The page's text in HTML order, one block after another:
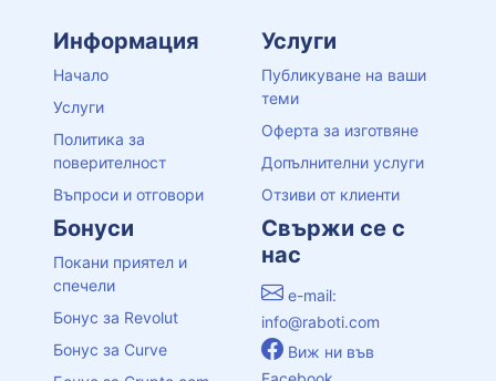
Информация
Начало
Услуги
Политика за
поверителност
Въпроси и отговори
Услуги
Публикуване на ваши
теми
Оферта за изготвяне
Допълнителни услуги
Отзиви от клиенти
Бонуси
Покани приятел и
спечели
Бонус за Revolut
Бонус за Curve
Свържи се с
нас
e-mail:
info@raboti.com
Виж ни във